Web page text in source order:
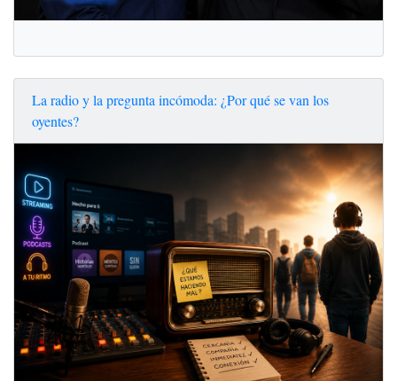
La radio y la pregunta incómoda: ¿Por qué se van los
oyentes?